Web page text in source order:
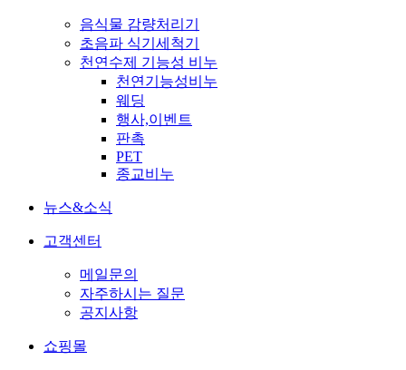
음식물 감량처리기
초음파 식기세척기
천연수제 기능성 비누
천연기능성비누
웨딩
행사,이벤트
판촉
PET
종교비누
뉴스&소식
고객센터
메일문의
자주하시는 질문
공지사항
쇼핑몰